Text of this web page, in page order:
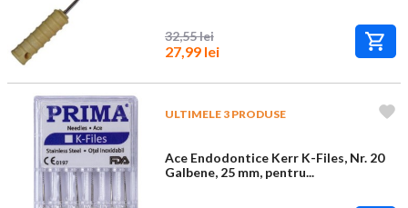
32,55 lei
27,99 lei
ULTIMELE 3 PRODUSE
Ace Endodontice Kerr K-Files, Nr. 20
Galbene, 25 mm, pentru...